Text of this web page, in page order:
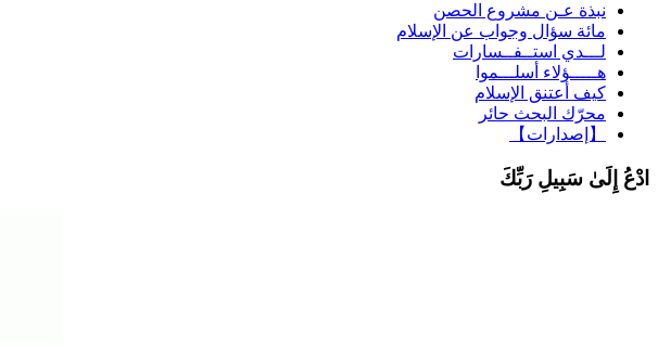
نبذة عـن مشروع الحصن
مائة سؤال وجواب عن الإسلام
لـــدي استــفــسارات
هـــــؤلاء أسلـــموا
كيف أعتنق الإسلام
محرّك البحث حائر
【إصدارات】
ادْعُ إِلَىٰ سَبِيلِ رَبِّكَ